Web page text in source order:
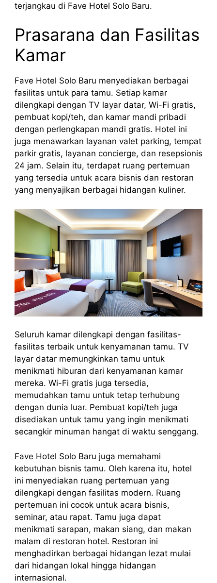
terjangkau di Fave Hotel Solo Baru.
Prasarana dan Fasilitas
Kamar
Fave Hotel Solo Baru menyediakan berbagai
fasilitas untuk para tamu. Setiap kamar
dilengkapi dengan TV layar datar, Wi-Fi gratis,
pembuat kopi/teh, dan kamar mandi pribadi
dengan perlengkapan mandi gratis. Hotel ini
juga menawarkan layanan valet parking, tempat
parkir gratis, layanan concierge, dan resepsionis
24 jam. Selain itu, terdapat ruang pertemuan
yang tersedia untuk acara bisnis dan restoran
yang menyajikan berbagai hidangan kuliner.
Seluruh kamar dilengkapi dengan fasilitas-
fasilitas terbaik untuk kenyamanan tamu. TV
layar datar memungkinkan tamu untuk
menikmati hiburan dari kenyamanan kamar
mereka. Wi-Fi gratis juga tersedia,
memudahkan tamu untuk tetap terhubung
dengan dunia luar. Pembuat kopi/teh juga
disediakan untuk tamu yang ingin menikmati
secangkir minuman hangat di waktu senggang.
Fave Hotel Solo Baru juga memahami
kebutuhan bisnis tamu. Oleh karena itu, hotel
ini menyediakan ruang pertemuan yang
dilengkapi dengan fasilitas modern. Ruang
pertemuan ini cocok untuk acara bisnis,
seminar, atau rapat. Tamu juga dapat
menikmati sarapan, makan siang, dan makan
malam di restoran hotel. Restoran ini
menghadirkan berbagai hidangan lezat mulai
dari hidangan lokal hingga hidangan
internasional.